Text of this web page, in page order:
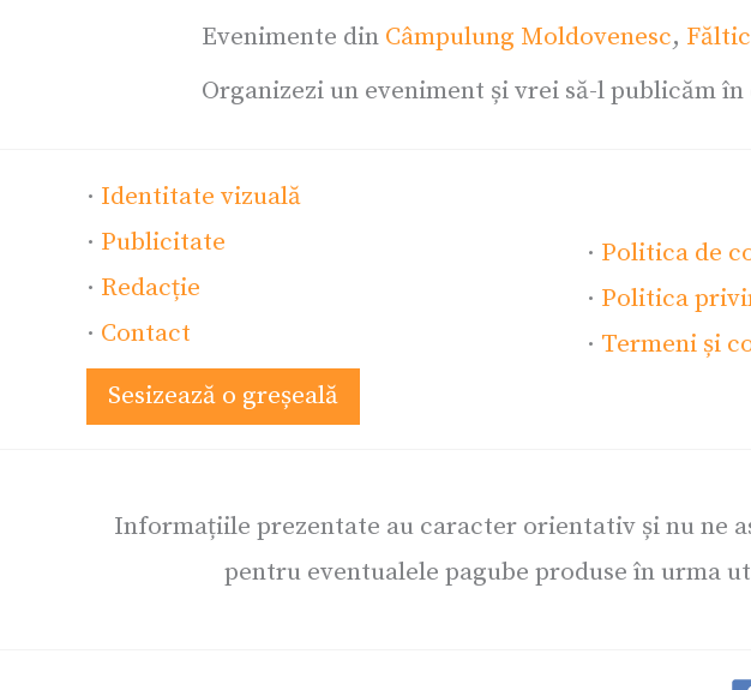
Evenimente din Câmpulung Moldovenesc,
Organizezi un eveniment și vrei să-l publicăm
· Identitate vizuală
· Publicitate
· Redacție
· Contact
Sesizează o greșeală
· Politica de
· Politica
· Termeni și
Informațiile prezentate au caracter orientativ și nu ne
pentru eventualele pagube produse în urma